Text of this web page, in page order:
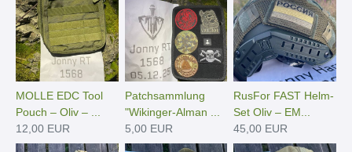
MOLLE EDC Tool
Pouch – Oliv – ...
12,00 EUR
Patchsammlung
"Wikinger-Alman ...
5,00 EUR
RusFor FAST Helm-
Set Oliv – EM...
45,00 EUR